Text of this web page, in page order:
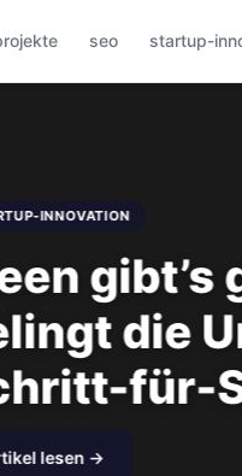
seo startup-